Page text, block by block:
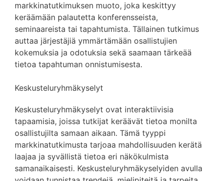
markkinatutkimuksen muoto, joka keskittyy
keräämään palautetta konferensseista,
seminaareista tai tapahtumista. Tällainen tutkimus
auttaa järjestäjiä ymmärtämään osallistujien
kokemuksia ja odotuksia sekä saamaan tärkeää
tietoa tapahtuman onnistumisesta.
Keskusteluryhmäkyselyt
Keskusteluryhmäkyselyt ovat interaktiivisia
tapaamisia, joissa tutkijat keräävät tietoa monilta
osallistujilta samaan aikaan. Tämä tyyppi
markkinatutkimusta tarjoaa mahdollisuuden kerätä
laajaa ja syvällistä tietoa eri näkökulmista
samanaikaisesti. Keskusteluryhmäkyselyiden avulla